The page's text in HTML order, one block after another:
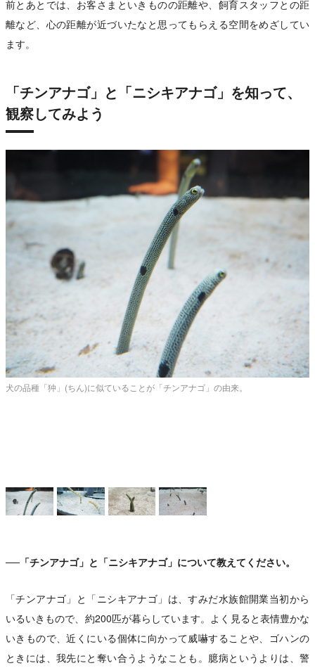
前とあとでは、お客さまといきものの距離や、飼育スタッフとの距
離など、心の距離が近づいたなと思ってもらえる空間をめざしてい
ます。
「チンアナゴ」と「ニシキアナゴ」を知って、
観察してみよう
犬の品種「狆」(ちん)に似ていることが「チンアナゴ」の由来。
──「チンアナゴ」と「ニシキアナゴ」について教えてください。
「チンアナゴ」と「ニシキアナゴ」は、すみだ水族館開業当初から
いるいきもので、約200匹が暮らしています。よく見ると表情豊かな
いきもので、近くにいる個体に向かって威嚇することや、ゴハンの
ときには、我先にと奪い合うようなことも。臆病というよりは、警